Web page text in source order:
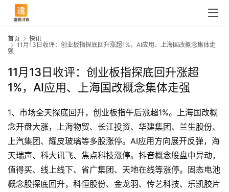
首页
快讯
11月13日收评：创业板指探底回升涨超1%，AI应用、上海国改概念集体走
强
11月13日收评：创业板指探底回升涨超
1%，AI应用、上海国改概念集体走强
1、市场全天探底回升，创业板指午后涨超1%。上海国改概
念开盘大涨，上海物贸、长江投资、华建集团、兰生股份、
上汽集团、耀皮玻璃等多股涨停。AI应用方向展开反弹，海
天瑞声、科大讯飞、焦点科技涨停。抖音概念股盘中异动，
值得买、线上线下、省广集团、天地在线等涨停。固态电池
概念股探底回升，科恒股份、金龙羽、传艺科技、乐凯胶片